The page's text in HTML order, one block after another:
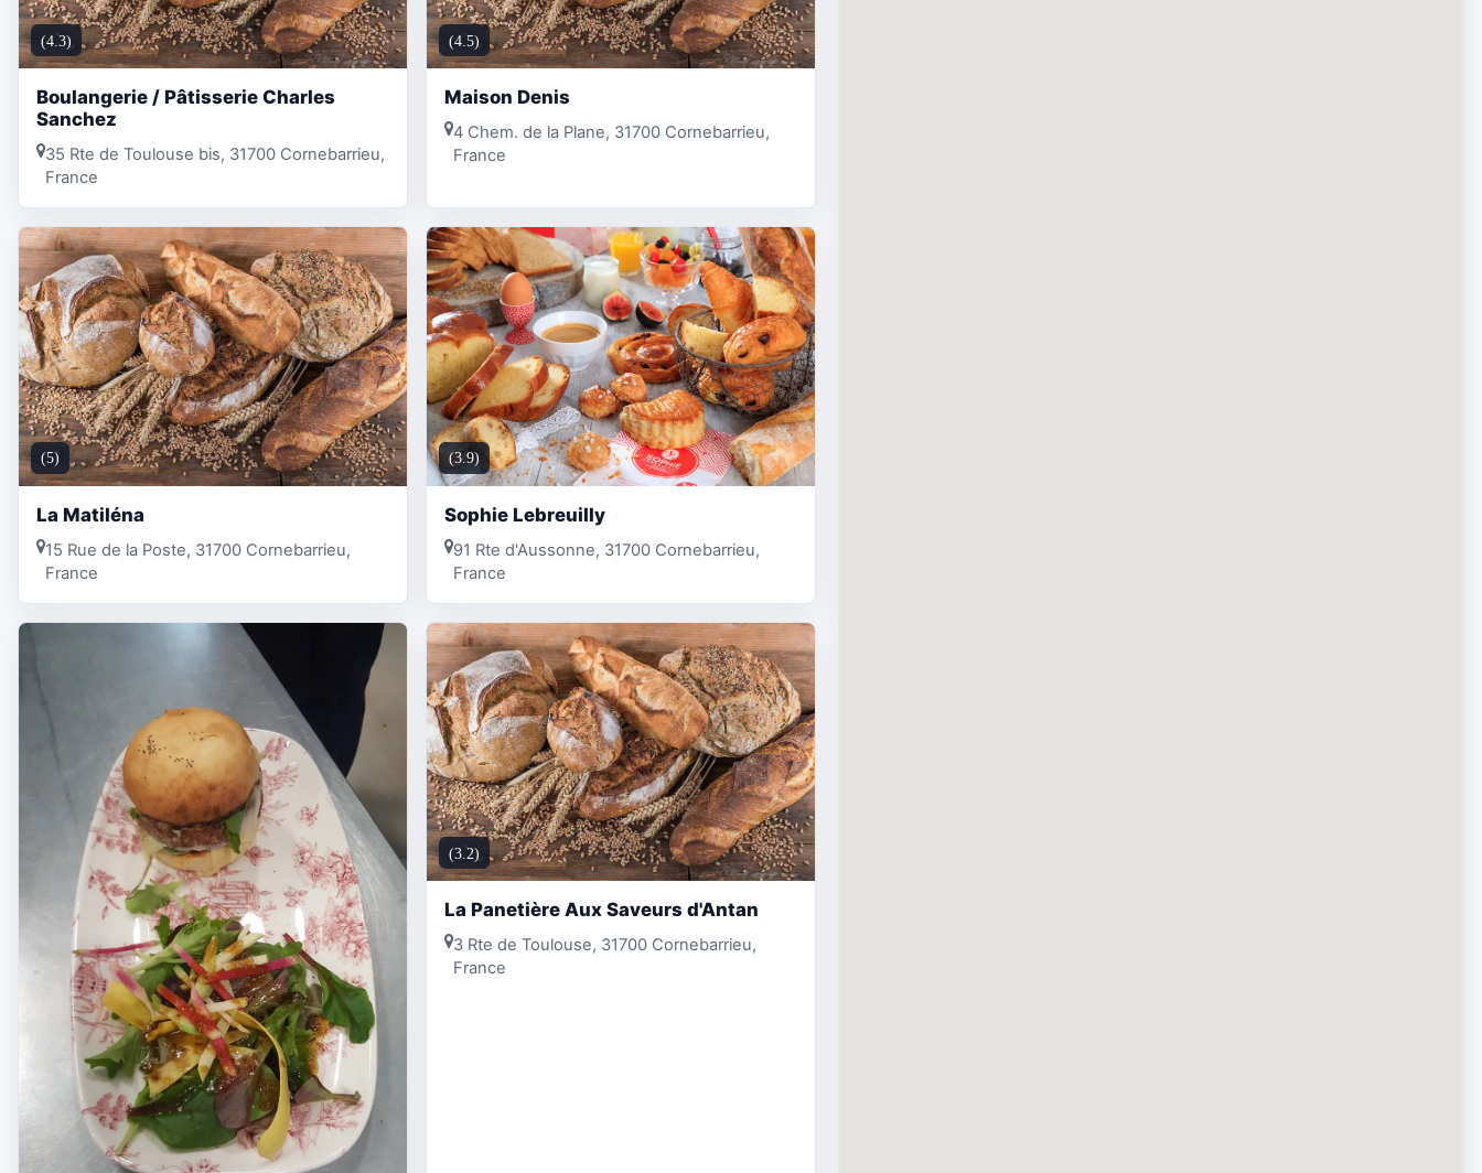
(4.3)
Boulangerie / Pâtisserie Charles
Sanchez
35 Rte de Toulouse bis, 31700 Cornebarrieu,
France
(4.5)
Maison Denis
4 Chem. de la Plane, 31700 Cornebarrieu,
France
(5)
La Matiléna
15 Rue de la Poste, 31700 Cornebarrieu,
France
(3.9)
Sophie Lebreuilly
91 Rte d'Aussonne, 31700 Cornebarrieu,
France
(3.2)
La Panetière Aux Saveurs d'Antan
3 Rte de Toulouse, 31700 Cornebarrieu,
France